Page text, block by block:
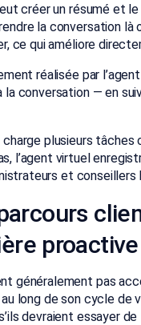
créer un résumé et
la conversation
ce qui améliore
réalisée par
conversation — en
plusieurs
l’agent virtuel
et conseillers
proactive
généralement pas
long de son cycle de
devraient essayer